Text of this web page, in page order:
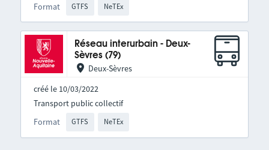
Format GTFS NeTEx
Réseau interurbain - Deux-
Sèvres (79)
Deux-Sèvres
créé le 10/03/2022
Format GTFS NeTEx
Transport public collectif